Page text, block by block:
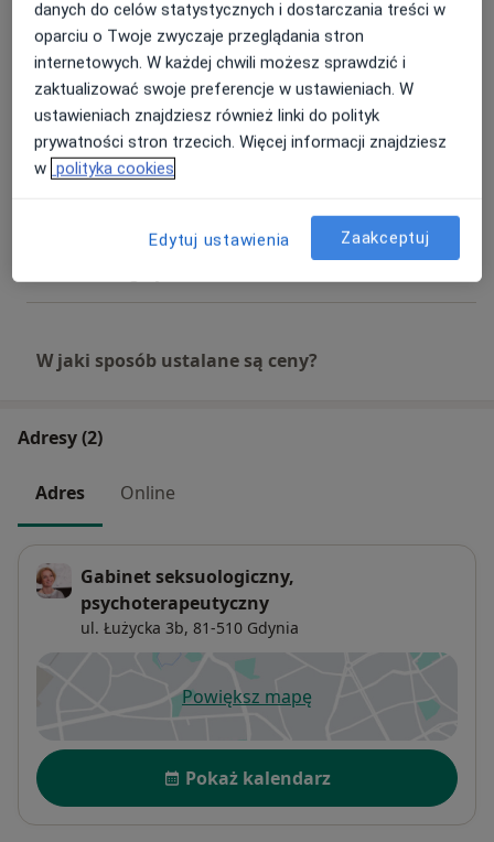
Psychoterapia seksuologiczna
250 zł Szczegóły Umów wizytę
Psychoterapia
220 zł Szczegóły
Konsultacja online
W jaki sposób ustalane są ceny?
Adresy (2)
Adres Online
Gabinet seksuologiczny,
psychoterapeutyczny
ul. Łużycka 3b, 81-510 Gdynia
Powiększ mapęotwiera się w nowej karcie
Dostępność
Pokaż kalendarz
danych do celów statystycznych i dostarczania treści w
oparciu o Twoje zwyczaje przeglądania stron
internetowych. W każdej chwili możesz sprawdzić i
zaktualizować swoje preferencje w ustawieniach. W
ustawieniach znajdziesz również linki do polityk
prywatności stron trzecich. Więcej informacji znajdziesz
w polityka cookies
Edytuj ustawienia Zaakceptuj